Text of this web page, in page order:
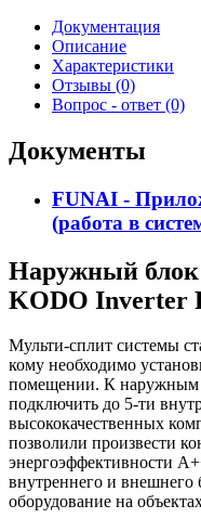
Документация
Описание
Характеристики
Отзывы (0)
Вопрос - ответ (0)
Документы
FUNAI -
(работа в
Наружный
KODO Inverter
Мульти-сплит системы
кому необходимо
помещении. К
подключить до 5-ти
высококачественных
позволили произвести
энергоэффективности
внутреннего и внешнего
оборудование на